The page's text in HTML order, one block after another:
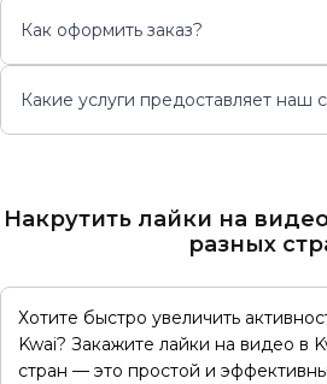
Накрутить лайки на
разных
Хотите быстро увеличить
Kwai? Закажите лайки на видео в
стран — это простой и
Как оформить заказ?
Какие услуги предоставляет наш